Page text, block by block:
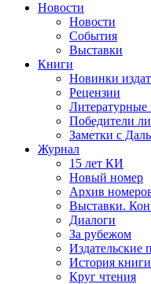
Новости
Новости
События
Выставки
Книги
Новинки
Рецензии
Литературные
Победители
Заметки с
Журнал
15 лет КИ
Новый номер
Архив
Выставки.
Диалоги
За рубежом
Издательские
История книги
Круг чтения